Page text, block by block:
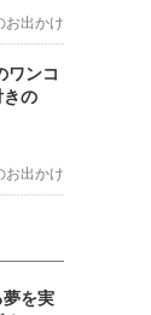
お出かけ
ワンコ
の
お出かけ
を実